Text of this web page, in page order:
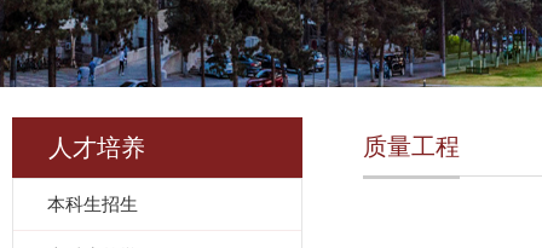
人才培养
本科生招生
质量工程